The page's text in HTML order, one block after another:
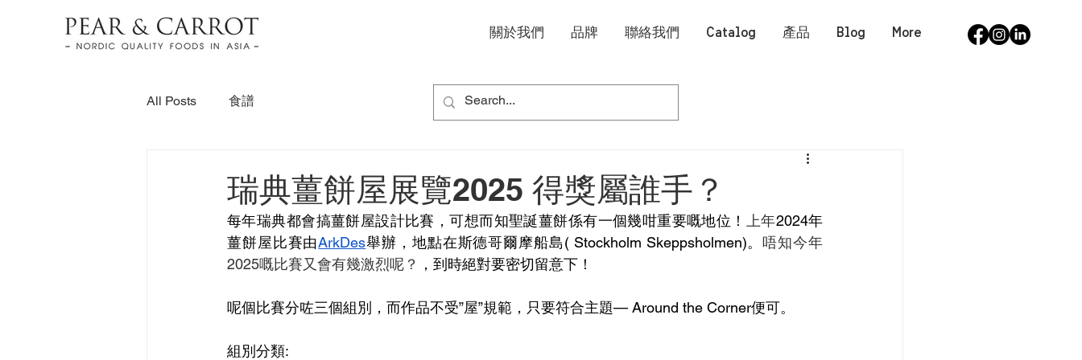
關於我們 品牌 聯絡我們 Catalog 產品 Blog More
All Posts 食譜
瑞典薑餅屋展覽2025 得獎屬誰手？
每年瑞典都會搞薑餅屋設計比賽，可想而知聖誕薑餅係有一個幾咁重要嘅地位！ 上年2024年
薑餅屋比賽由ArkDes舉辦，地點在斯德哥爾摩船島( Stockholm Skeppsholmen)。唔知今年
2025嘅比賽又會有幾激烈呢？
，到時絕對要密切留意下！
呢個比賽分咗三個組別，而作品不受”屋”規範，只要符合主題— Around the Corner便可。
組別分類: